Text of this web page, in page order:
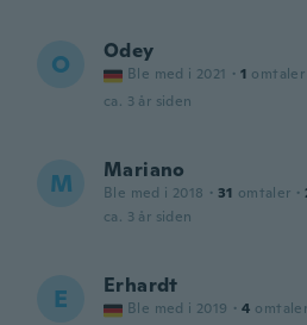
O Odey
Ble med i 2021 · 1 omtaler
ca. 3 år siden
M Mariano
Ble med i 2018 · 31 omtaler ·
ca. 3 år siden
E Erhardt
Ble med i 2019 · 4 omtaler